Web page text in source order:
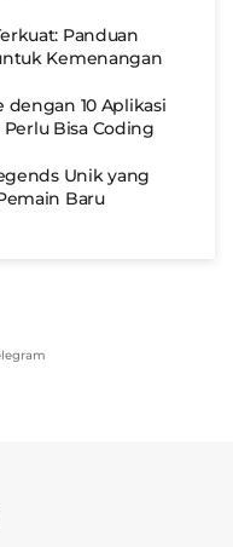
Panduan
Kemenangan
dengan 10 Aplikasi
Bisa Coding
Unik yang
Baru